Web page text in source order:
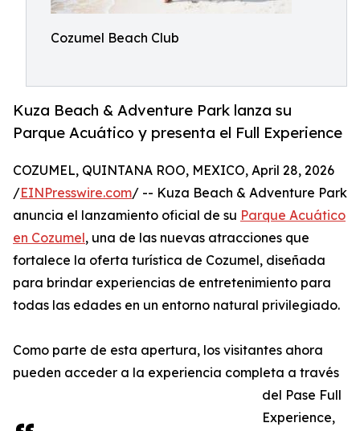
Cozumel Beach Club
Kuza Beach & Adventure Park lanza su
Parque Acuático y presenta el Full Experience
COZUMEL, QUINTANA ROO, MEXICO, April 28, 2026
/EINPresswire.com/ -- Kuza Beach & Adventure Park
anuncia el lanzamiento oficial de su Parque Acuático
en Cozumel, una de las nuevas atracciones que
fortalece la oferta turística de Cozumel, diseñada
para brindar experiencias de entretenimiento para
todas las edades en un entorno natural privilegiado.
Como parte de esta apertura, los visitantes ahora
pueden acceder a la experiencia completa a través
del Pase Full
Experience,